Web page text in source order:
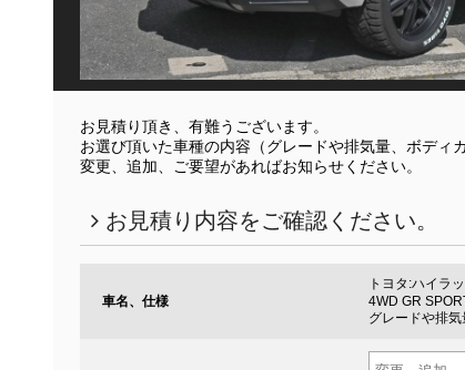
お見積り頂き、有難うございます。
お選び頂いた車種の内容（グレードや排気量、ボデ
変更、追加、ご要望があればお知らせください。
お見積り内容をご確認ください。
車名、仕様
トヨタ:ハイラ
4WD GR
グレードや排